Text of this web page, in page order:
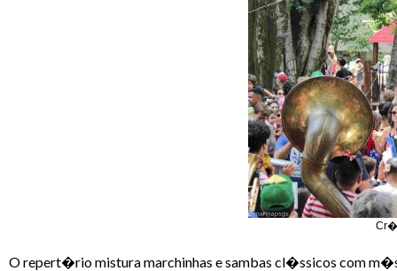
O repert�rio mistura marchinhas e sambas cl�ssicos com